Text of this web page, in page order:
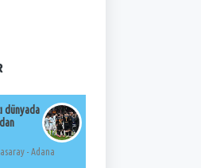
dünyada
- Adana